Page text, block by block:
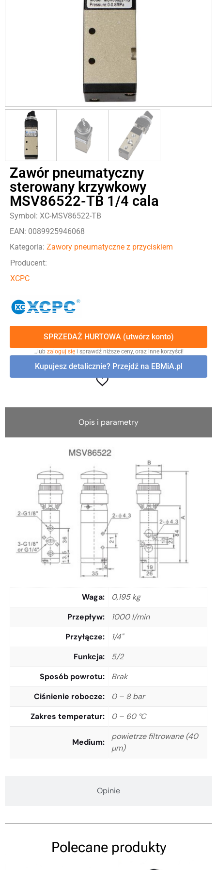
Zawór pneumatyczny
sterowany krzywkowy
MSV86522-TB 1/4 cala
Symbol: XC-MSV86522-TB
EAN: 0089925946068
Kategoria: Zawory pneumatyczne z przyciskiem
Producent:
XCPC
SPRZEDAŻ HURTOWA (utwórz konto)
…lub zaloguj się i sprawdź niższe ceny, oraz inne korzyści!
Kupujesz detalicznie? Przejdź na EBMiA.pl
Opis i parametry
Opinie
Waga
0,195 kg
Przepływ
1000 l/min
Przyłącze
1/4"
Funkcja
5/2
Sposób powrotu
Brak
Ciśnienie robocze
0 – 8 bar
Zakres temperatur
0 – 60 °C
Medium
powietrze filtrowane (40
µm)
Polecane produkty